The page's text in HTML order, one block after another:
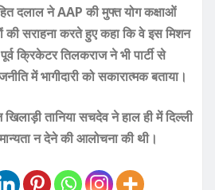
दलाल ने AAP की मुफ्त योग कक्षाओं
सराहना करते हुए कहा कि वे इस मिशन
क्रिकेटर तिलकराज ने भी पार्टी से
में भागीदारी को सकारात्मक बताया।
तानिया सचदेव ने हाल ही में दिल्ली
न देने की आलोचना की थी।